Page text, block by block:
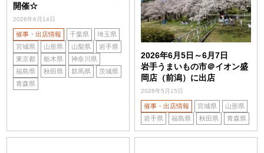
開催☆
2026年6月14日
催事・出店情報 千葉県
埼玉県
宮城県
山形県 山梨県
岩手県
東京都
栃木県
神奈川県
福島県
秋田県 群馬県
茨城県
青森県
2026年6月5日～6月7日
岩手うまいもの市＠イオン盛
岡店（前潟）に出店
2026年5月15日
催事・出店情報 宮城県
山形県
岩手県
福島県 秋田県 青森県